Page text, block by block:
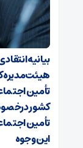
بیانیه
هیئت‌مدیره
تأمین
کشور
تأمین
این وجوه